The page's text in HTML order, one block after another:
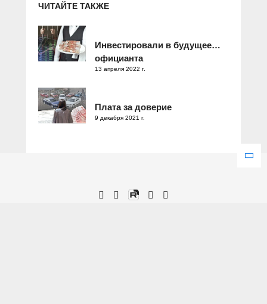
ЧИТАЙТЕ ТАКЖЕ
Инвестировали в будущее…
официанта
13 апреля 2022 г.
Плата за доверие
9 декабря 2021 г.